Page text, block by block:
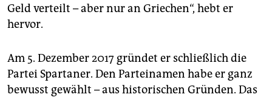
Geld verteilt – aber nur an Griechen“, hebt er
hervor.
Am 5. Dezember 2017 gründet er schließlich die
Partei Spartaner. Den Parteinamen habe er ganz
bewusst gewählt – aus historischen Gründen. Das